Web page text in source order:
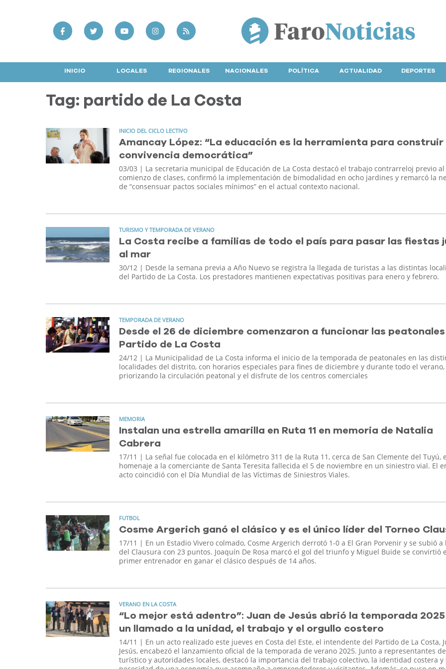
INICIO LOCALES REGIONALES NACIONALES POLÍTICA ACTUALIDAD DEPORTES
Tag: partido de La Costa
INICIO DEL CICLO LECTIVO
Amancay López: “La educación es la herramienta para construir
convivencia democrática”
03/03 | La secretaria municipal de Educación de La Costa destacó el trabajo contrarreloj previo al
comienzo de clases, confirmó la implementación de bimodalidad en ocho jardines y remarcó la
de “consensuar pactos sociales mínimos” en el actual contexto nacional.
TURISMO Y TEMPORADA DE VERANO
La Costa recibe a familias de todo el país para pasar las fiestas
al mar
30/12 | Desde la semana previa a Año Nuevo se registra la llegada de turistas a las distintas
del Partido de La Costa. Los prestadores mantienen expectativas positivas para enero y febrero.
TEMPORADA DE VERANO
Desde el 26 de diciembre comenzaron a funcionar las peatonales
Partido de La Costa
24/12 | La Municipalidad de La Costa informa el inicio de la temporada de peatonales en las
localidades del distrito, con horarios especiales para fines de diciembre y durante todo el verano,
priorizando la circulación peatonal y el disfrute de los centros comerciales
MEMORIA
Instalan una estrella amarilla en Ruta 11 en memoria de Natalia
Cabrera
17/11 | La señal fue colocada en el kilómetro 311 de la Ruta 11, cerca de San Clemente del Tuyú,
homenaje a la comerciante de Santa Teresita fallecida el 5 de noviembre en un siniestro vial. El
acto coincidió con el Día Mundial de las Víctimas de Siniestros Viales.
FUTBOL
Cosme Argerich ganó el clásico y es el único líder del Torneo
17/11 | En un Estadio Vivero colmado, Cosme Argerich derrotó 1-0 a El Gran Porvenir y se subió a
del Clausura con 23 puntos. Joaquín De Rosa marcó el gol del triunfo y Miguel Buide se convirtió
primer entrenador en ganar el clásico después de 14 años.
VERANO EN LA COSTA
“Lo mejor está adentro”: Juan de Jesús abrió la temporada
un llamado a la unidad, el trabajo y el orgullo costero
14/11 | En un acto realizado este jueves en Costa del Este, el intendente del Partido de La Costa,
Jesús, encabezó el lanzamiento oficial de la temporada de verano 2025. Junto a representantes
turístico y autoridades locales, destacó la importancia del trabajo colectivo, la identidad costera y